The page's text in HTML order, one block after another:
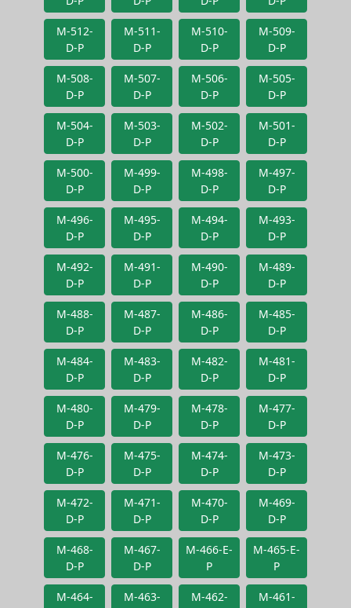
M-512-
D-P
M-511-
D-P
M-510-
D-P
M-509-
D-P
M-508-
D-P
M-507-
D-P
M-506-
D-P
M-505-
D-P
M-504-
D-P
M-503-
D-P
M-502-
D-P
M-501-
D-P
M-500-
D-P
M-499-
D-P
M-498-
D-P
M-497-
D-P
M-496-
D-P
M-495-
D-P
M-494-
D-P
M-493-
D-P
M-492-
D-P
M-491-
D-P
M-490-
D-P
M-489-
D-P
M-488-
D-P
M-487-
D-P
M-486-
D-P
M-485-
D-P
M-484-
D-P
M-483-
D-P
M-482-
D-P
M-481-
D-P
M-480-
D-P
M-479-
D-P
M-478-
D-P
M-477-
D-P
M-476-
D-P
M-475-
D-P
M-474-
D-P
M-473-
D-P
M-472-
D-P
M-471-
D-P
M-470-
D-P
M-469-
D-P
M-468-
D-P
M-467-
D-P
M-466-E-
P
M-465-E-
P
M-464-
M-463-
M-462-
M-461-